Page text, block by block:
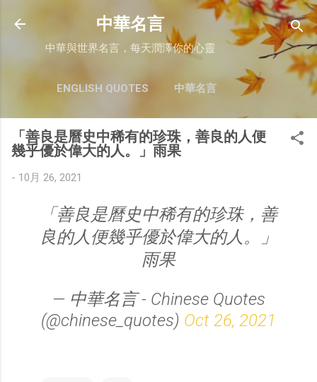
跳至主要內容
中華名言
中華與世界名言，每天潤澤你的心靈
ENGLISH QUOTES 中華名言
「善良是曆史中稀有的珍珠，善良的人便
幾乎優於偉大的人。」雨果
- 10月 26, 2021
「善良是曆史中稀有的珍珠，善
良的人便幾乎優於偉大的人。」
雨果
— 中華名言 - Chinese Quotes
(@chinese_quotes) Oct 26, 2021